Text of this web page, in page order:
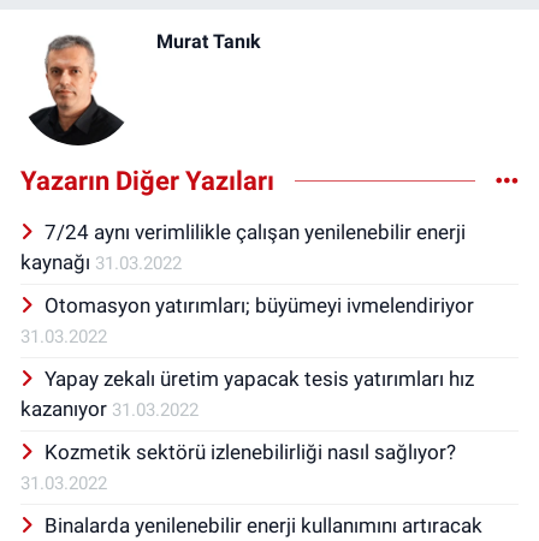
Murat Tanık
Yazarın Diğer Yazıları
7/24 aynı verimlilikle çalışan yenilenebilir enerji
kaynağı 31.03.2022
Otomasyon yatırımları; büyümeyi ivmelendiriyor
31.03.2022
Yapay zekalı üretim yapacak tesis yatırımları hız
kazanıyor 31.03.2022
Kozmetik sektörü izlenebilirliği nasıl sağlıyor?
31.03.2022
Binalarda yenilenebilir enerji kullanımını artıracak